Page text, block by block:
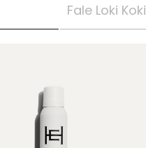
Fale Loki Koki